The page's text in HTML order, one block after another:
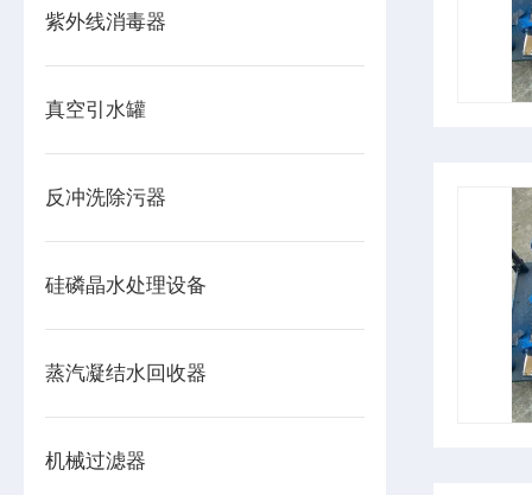
紫外线消毒器
真空引水罐
反冲洗除污器
硅磷晶水处理设备
蒸汽凝结水回收器
机械过滤器